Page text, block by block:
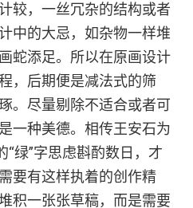
较，一丝冗杂的结构或者
中的大忌，如杂物一样堆
蛇添足。所以在原画设计
，后期便是减法式的筛
。尽量剔除不适合或者可
一种美德。相传王安石为
“绿”字思虑斟酌数日，才
要有这样执着的创作精
积一张张草稿，而是需要